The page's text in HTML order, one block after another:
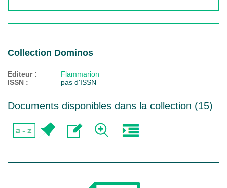
Collection Dominos
Editeur :
Flammarion
ISSN :
pas d'ISSN
Documents disponibles dans la collection (15)